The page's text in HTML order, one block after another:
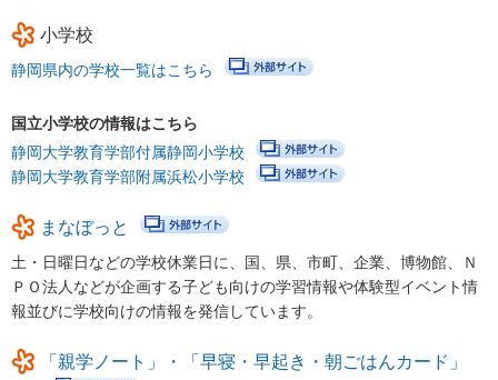
あいのうた短歌講座 第４回②
令和4年度ふじさんっこ応援大賞表彰式及び活動発表交流会
令和4年度ふじさんっこ応援大賞活動発表交流会（1）活動理念や
令和4年度ふじさんっこ応援大賞活動発表交流会（2）事業拡大に
令和4年度ふじさんっこ応援大賞活動発表交流会（3）男性やシニ
ア世代など、支援者の変化について
令和５年度ふじさんっこ応援大賞表彰式及び活動発表交流会
令和５年度ふじさんっこ応援大賞活動発表交流会について
小学校
静岡県内の学校一覧はこちら
国立小学校の情報はこちら
静岡大学教育学部付属静岡小学校
静岡大学教育学部附属浜松小学校
まなぼっと
土・日曜日などの学校休業日に、国、県、市町、企業、博物館、Ｎ
ＰＯ法人などが企画する子ども向けの学習情報や体験型イベント情
報並びに学校向けの情報を発信しています。
「親学ノート」・「早寝・早起き・朝ごはんカード」